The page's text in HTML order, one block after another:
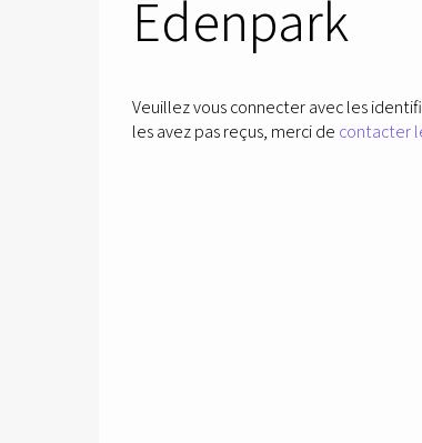
Edenpark
Veuillez vous connecter avec les
les avez pas reçus, merci de contacter